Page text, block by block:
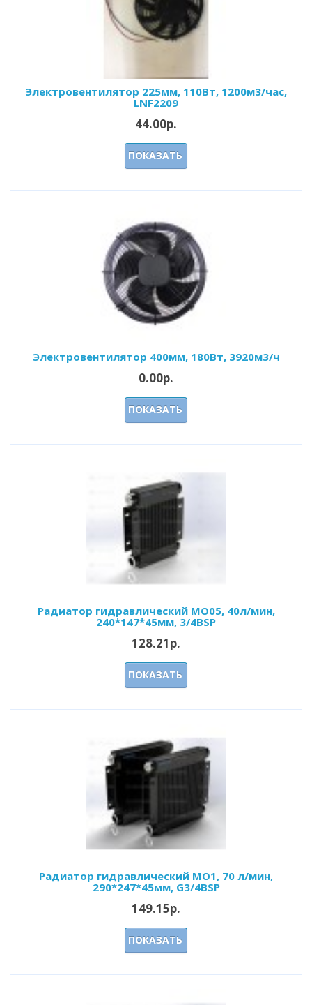
Электровентилятор 225мм, 110Вт, 1200м3/час,
LNF2209
44.00р.
ПОКАЗАТЬ
Электровентилятор 400мм, 180Вт, 3920м3/ч
0.00р.
ПОКАЗАТЬ
Радиатор гидравлический МО05, 40л/мин,
240*147*45мм, 3/4BSP
128.21р.
ПОКАЗАТЬ
Радиатор гидравлический МО1, 70 л/мин,
290*247*45мм, G3/4BSP
149.15р.
ПОКАЗАТЬ